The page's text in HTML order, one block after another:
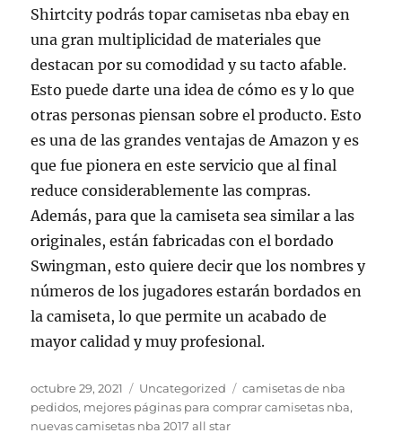
Shirtcity podrás topar camisetas nba ebay en
una gran multiplicidad de materiales que
destacan por su comodidad y su tacto afable.
Esto puede darte una idea de cómo es y lo que
otras personas piensan sobre el producto. Esto
es una de las grandes ventajas de Amazon y es
que fue pionera en este servicio que al final
reduce considerablemente las compras.
Además, para que la camiseta sea similar a las
originales, están fabricadas con el bordado
Swingman, esto quiere decir que los nombres y
números de los jugadores estarán bordados en
la camiseta, lo que permite un acabado de
mayor calidad y muy profesional.
Publicado
el
octubre 29, 2021 Categorías
Uncategorized Etiquetas
camisetas de nba
pedidos, mejores páginas para comprar camisetas nba,
nuevas camisetas nba 2017 all star